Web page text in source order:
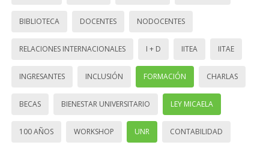
BIBLIOTECA DOCENTES NODOCENTES
RELACIONES INTERNACIONALES I + D IITEA IITAE
INGRESANTES INCLUSIÓN FORMACIÓN CHARLAS
BECAS BIENESTAR UNIVERSITARIO LEY MICAELA
100 AÑOS WORKSHOP UNR CONTABILIDAD